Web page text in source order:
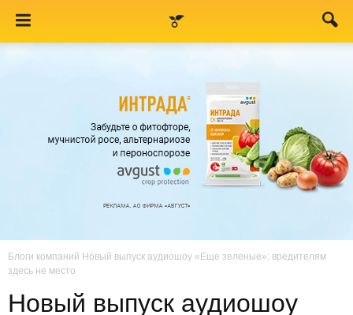
Блоги компаний Новый выпуск аудиошоу «Еще зеленые»: вредителям
здесь не место
Новый выпуск аудиошоу